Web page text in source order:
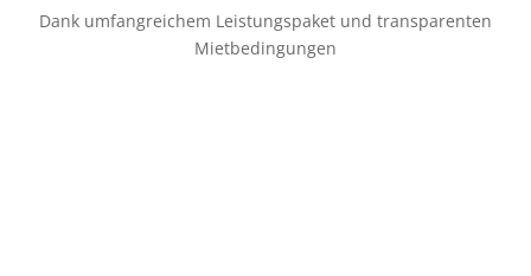
Dank umfangreichem Leistungspaket und transparenten
Mietbedingungen